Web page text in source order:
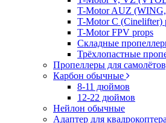
T-Motor AUZ
T-Motor C (Cinelifter)
T-Motor FPV props
Складные
Трёхлопастные
Пропеллеры для
Карбон обычные
8-11 дюймов
12-22 дюймов
Нейлон обычные
Адаптер для квадрокоптера